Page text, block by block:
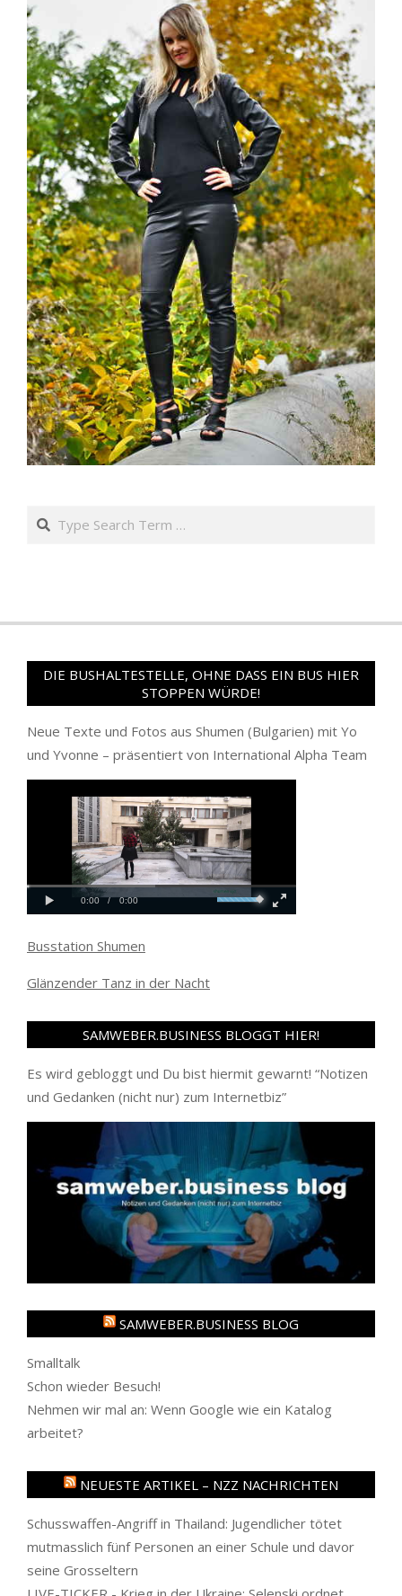
Search
DIE BUSHALTESTELLE, OHNE DASS EIN BUS HIER
STOPPEN WÜRDE!
Neue Texte und Fotos aus Shumen (Bulgarien) mit Yo
und Yvonne – präsentiert von International Alpha Team
Busstation Shumen
Glänzender Tanz in der Nacht
SAMWEBER.BUSINESS BLOGGT HIER!
Es wird gebloggt und Du bist hiermit gewarnt! “Notizen
und Gedanken (nicht nur) zum Internetbiz”
SAMWEBER.BUSINESS BLOG
Smalltalk
Schon wieder Besuch!
Nehmen wir mal an: Wenn Google wie ein Katalog
arbeitet?
NEUESTE ARTIKEL – NZZ NACHRICHTEN
Schusswaffen-Angriff in Thailand: Jugendlicher tötet
mutmasslich fünf Personen an einer Schule und davor
seine Grosseltern